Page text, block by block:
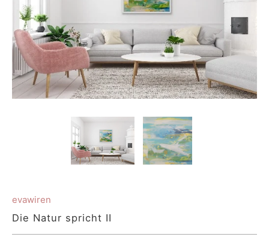
evawiren
Die Natur spricht II